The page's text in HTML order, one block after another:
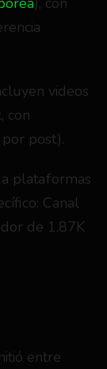
videos
con
post).
plataformas
Canal
de 1.87K
entre